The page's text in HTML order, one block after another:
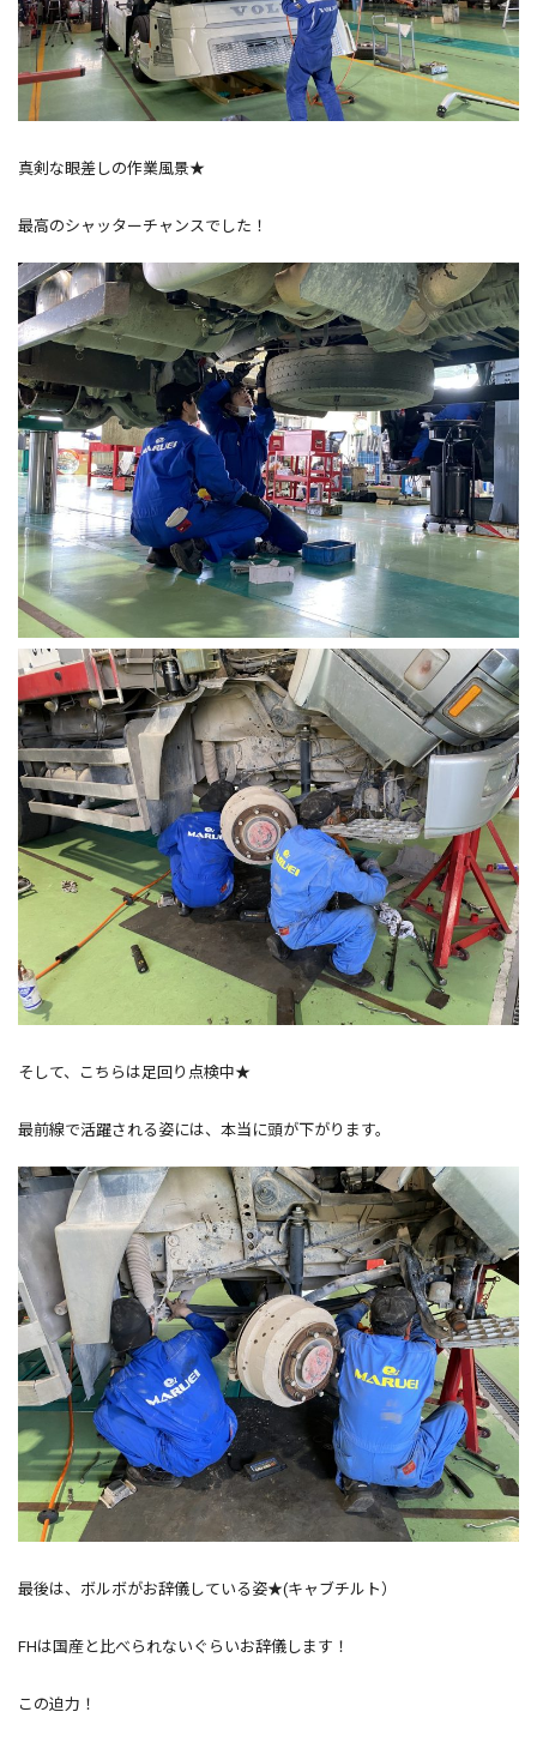
真剣な眼差しの作業風景★
最高のシャッターチャンスでした！
そして、こちらは足回り点検中★
最前線で活躍される姿には、本当に頭が下がります。
最後は、ボルボがお辞儀している姿★(キャブチルト）
FHは国産と比べられないぐらいお辞儀します！
この迫力！